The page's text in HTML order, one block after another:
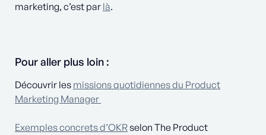
marketing, c’est par là.
Pour aller plus loin :
Découvrir les missions quotidiennes du Product
Marketing Manager
Exemples concrets d’OKRselon The Product